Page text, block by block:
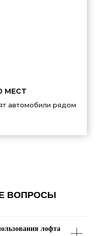
МЕСТ
автомобили рядом
ВОПРОСЫ
лофта